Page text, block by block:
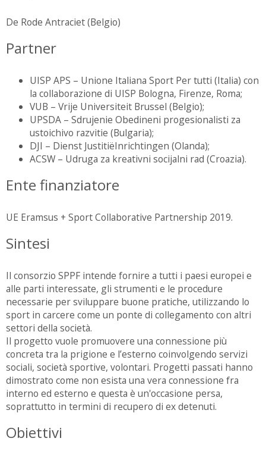
De Rode Antraciet (Belgio)
Partner
UISP APS – Unione Italiana Sport Per tutti (Italia) con
la collaborazione di UISP Bologna, Firenze, Roma;
VUB – Vrije Universiteit Brussel (Belgio);
UPSDA – Sdrujenie Obedineni progesionalisti za
ustoichivo razvitie (Bulgaria);
DJI – Dienst JustitiëInrichtingen (Olanda);
ACSW – Udruga za kreativni socijalni rad (Croazia).
Ente finanziatore
UE Eramsus + Sport Collaborative Partnership 2019.
Sintesi
Il consorzio SPPF intende fornire a tutti i paesi europei e
alle parti interessate, gli strumenti e le procedure
necessarie per sviluppare buone pratiche, utilizzando lo
sport in carcere come un ponte di collegamento con altri
settori della società.
Il progetto vuole promuovere una connessione più
concreta tra la prigione e l’esterno coinvolgendo servizi
sociali, società sportive, volontari. Progetti passati hanno
dimostrato come non esista una vera connessione fra
interno ed esterno e questa è un'occasione persa,
soprattutto in termini di recupero di ex detenuti.
Obiettivi